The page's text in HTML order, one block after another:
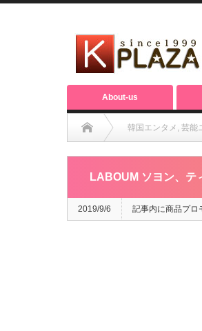
About-us
韓国エンタメ , 芸能
LABOUM ソヨン、テ
2019/9/6 記事内に商品プロ